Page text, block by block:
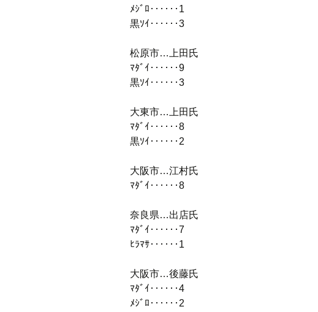
ﾒｼﾞﾛ‥‥‥1
黒ｿｲ‥‥‥3
松原市…上田氏
ﾏﾀﾞｲ‥‥‥9
黒ｿｲ‥‥‥3
大東市…上田氏
ﾏﾀﾞｲ‥‥‥8
黒ｿｲ‥‥‥2
大阪市…江村氏
ﾏﾀﾞｲ‥‥‥8
奈良県…出店氏
ﾏﾀﾞｲ‥‥‥7
ﾋﾗﾏｻ‥‥‥1
大阪市…後藤氏
ﾏﾀﾞｲ‥‥‥4
ﾒｼﾞﾛ‥‥‥2